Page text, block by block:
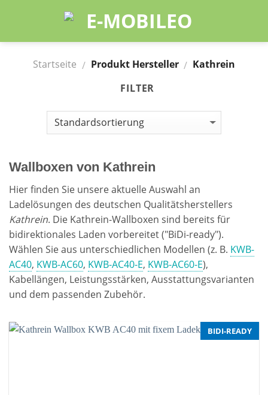
Startseite / Produkt Hersteller / Kathrein
FILTER
Wallboxen von Kathrein
Hier finden Sie unsere aktuelle Auswahl an
Ladelösungen des deutschen Qualitätsherstellers
Kathrein. Die Kathrein-Wallboxen sind bereits für
bidirektionales Laden vorbereitet ("BiDi-ready").
Wählen Sie aus unterschiedlichen Modellen (z. B. KWB-
AC40, KWB-AC60, KWB-AC40-E, KWB-AC60-E),
Kabellängen, Leistungsstärken, Ausstattungsvarianten
und dem passenden Zubehör.
BIDI-READY